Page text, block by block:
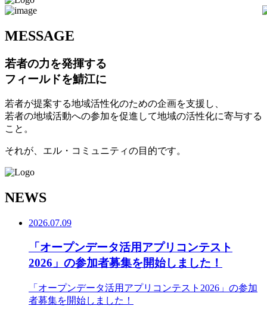
MESSAGE
若者の力を発揮する
フィールドを鯖江に
若者が提案する地域活性化のための企画を支援し、
若者の地域活動への参加を促進して地域の活性化に寄与する
こと。
それが、エル・コミュニティの目的です。
NEWS
2026.07.09
「オープンデータ活用アプリコンテスト
2026」の参加者募集を開始しました！
「オープンデータ活用アプリコンテスト2026」の参加
者募集を開始しました！